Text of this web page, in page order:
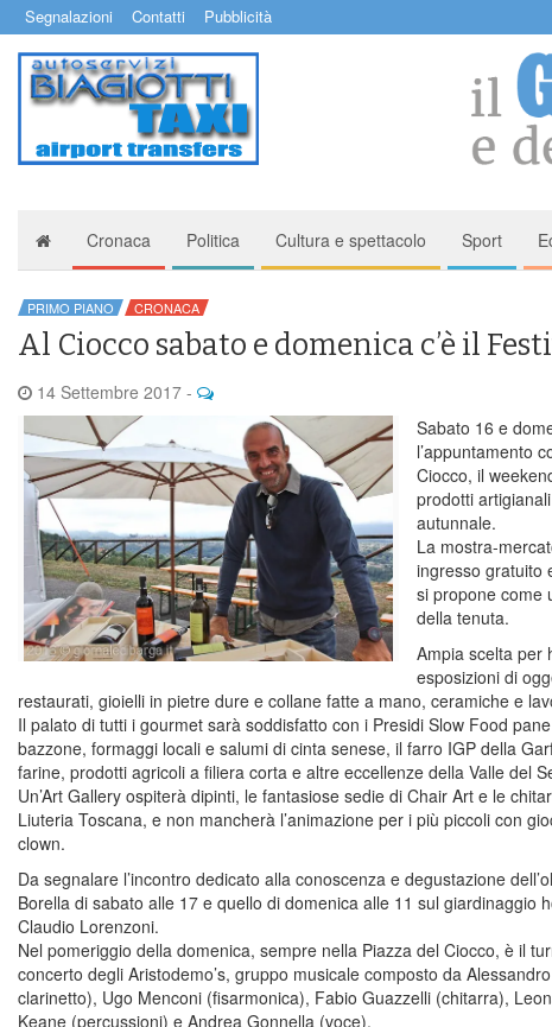
Segnalazioni Contatti Pubblicità
Cronaca Politica Cultura e spettacolo Sport
PRIMO PIANO CRONACA
Al Ciocco sabato e domenica c’è il
14 Settembre 2017 -
Sabato 16 e
l’appuntamento
Ciocco, il
prodotti
autunnale.
La mostra-
ingresso gratuito
si propone come
della tenuta.
Ampia scelta per
esposizioni di
restaurati, gioielli in pietre dure e collane fatte a mano, ceramiche e
Il palato di tutti i gourmet sarà soddisfatto con i Presidi Slow Food
bazzone, formaggi locali e salumi di cinta senese, il farro IGP della
farine, prodotti agricoli a filiera corta e altre eccellenze della Valle del
Un’Art Gallery ospiterà dipinti, le fantasiose sedie di Chair Art e le
Liuteria Toscana, e non mancherà l’animazione per i più piccoli con
clown.
Da segnalare l’incontro dedicato alla conoscenza e degustazione
Borella di sabato alle 17 e quello di domenica alle 11 sul giardinaggio
Claudio Lorenzoni.
Nel pomeriggio della domenica, sempre nella Piazza del Ciocco, è il
concerto degli Aristodemo’s, gruppo musicale composto da
clarinetto), Ugo Menconi (fisarmonica), Fabio Guazzelli (chitarra),
Keane (percussioni) e Andrea Gonnella (voce).